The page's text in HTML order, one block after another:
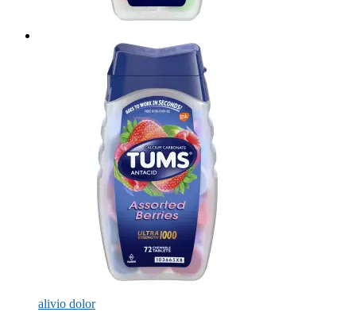
alivio dolor